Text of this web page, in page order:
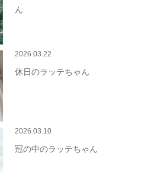
ん
2026.03.22
休日のラッテちゃん
2026.03.10
冠の中のラッテちゃん